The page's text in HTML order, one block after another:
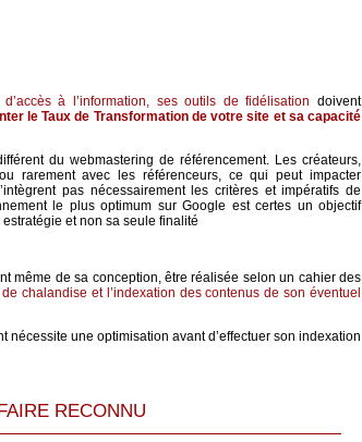
à l’information, ses outils de fidélisation doivent
le Taux de Transformation de votre site et sa capacité
du webmastering de référencement. Les créateurs,
rarement avec les référenceurs, ce qui peut impacter
pas nécessairement les critères et impératifs de
le plus optimum sur Google est certes un objectif
et non sa seule finalité
même de sa conception, être réalisée selon un cahier des
chalandise et l’indexation des contenus de son éventuel
nécessite une optimisation avant d’effectuer son indexation
RECONNU